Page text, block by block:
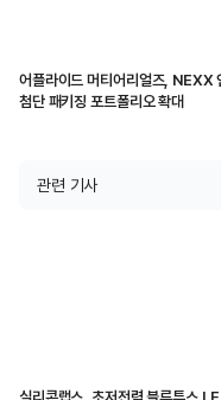
어플라이드 머티어리얼즈, NEXX
첨단 패키징 포트폴리오 확대
관련 기사